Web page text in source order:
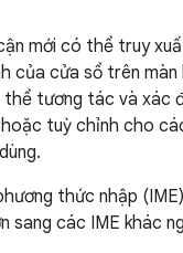
mới có thể truy
của cửa sổ trên màn
thể tương tác và xác
tuỳ chỉnh cho
thức nhập
sang các IME khác